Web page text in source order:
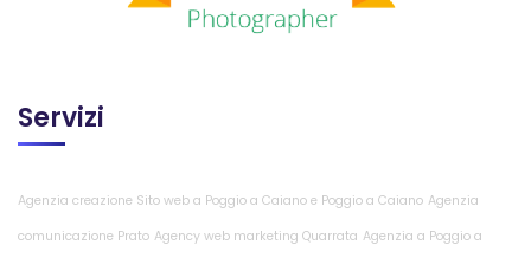
Servizi
Agenzia creazione Sito web a Poggio a Caiano e Poggio a Caiano Agenzia
comunicazione Prato Agency web marketing Quarrata Agenzia a Poggio a